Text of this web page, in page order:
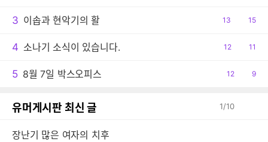
3 이솝과 현악기의 활
공
13
댓
15
4 소나기 소식이 있습니다.
공
12
댓
11
5 8월 7일 박스오피스
공
12
댓
9
유머게시판 최신 글 1/10
장난기 많은 여자의 치후